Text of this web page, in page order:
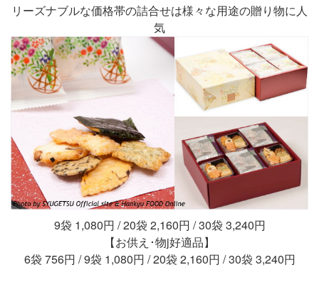
リーズナブルな価格帯の詰合せは様々な用途の贈り物に人
気
9袋 1,080円 / 20袋 2,160円 / 30袋 3,240円
【お供え･物j好適品】
6袋 756円 / 9袋 1,080円 / 20袋 2,160円 / 30袋 3,240円